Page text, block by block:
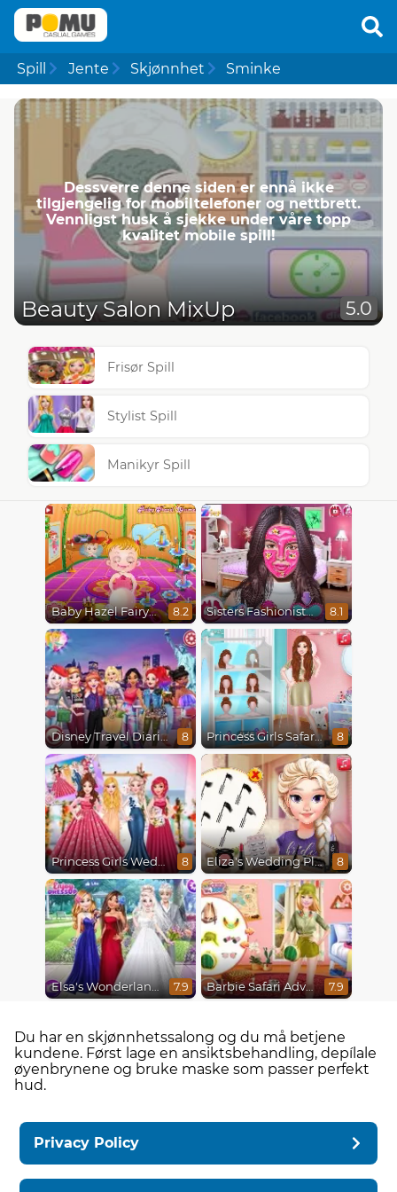
Spill Jente Skjønnhet Sminke
Dessverre denne siden er ennå ikke
tilgjengelig for mobiltelefoner og nettbrett.
Vennligst husk å sjekke under våre topp
kvalitet mobile spill!
Beauty Salon MixUp 5.0
Frisør Spill
Stylist Spill
Manikyr Spill
Baby Hazel Fairyland Ballet 8.2 Sisters Fashionista Makeup 8.1
Disney Travel Diaries: City Break 8 Princess Girls Safari Trip 8
Princess Girls Wedding Trip 8 Eliza's Wedding Planner 8
Elsa's Wonderland Wedding 7.9 Barbie Safari Adventure 7.9
Du har en skjønnhetssalong og du må betjene
kundene. Først lage en ansiktsbehandling, depílale
øyenbrynene og bruke maske som passer perfekt
hud.
Privacy Policy